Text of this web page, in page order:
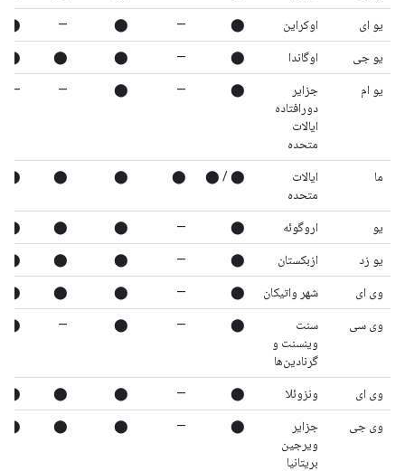
یو ای اوکراین ⬤
—
⬤
—
⬤
یو جی اوگاندا ⬤
—
⬤
⬤
⬤
یو ام
جزایر
دورافتاده
ایالات
متحده
⬤
—
⬤
—
—
ما
ایالات
متحده
⬤ / ⬤
⬤
⬤
⬤
⬤
یو اروگوئه ⬤
—
⬤
⬤
⬤
یو زد ازبکستان ⬤
—
⬤
⬤
⬤
وی ای شهر واتیکان ⬤
—
⬤
⬤
⬤
وی سی
سنت
وینسنت و
گرنادین‌ها
⬤
—
⬤
—
⬤
وی ای ونزوئلا ⬤
—
⬤
⬤
⬤
وی جی
جزایر
ویرجین
بریتانیا
⬤
—
⬤
⬤
⬤